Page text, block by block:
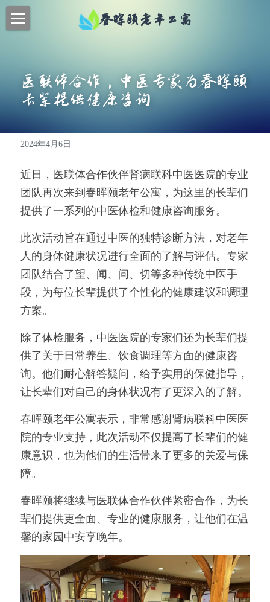
春晖颐老年公寓
联系我们
关于我们
提供技术支持
医联体合作，中医专家为春晖颐
长辈提供健康咨询
2024年4月6日
近日，医联体合作伙伴肾病联科中医医院的专业
团队再次来到春晖颐老年公寓，为这里的长辈们
提供了一系列的中医体检和健康咨询服务。
此次活动旨在通过中医的独特诊断方法，对老年
人的身体健康状况进行全面的了解与评估。专家
团队结合了望、闻、问、切等多种传统中医手
段，为每位长辈提供了个性化的健康建议和调理
方案。
除了体检服务，中医医院的专家们还为长辈们提
供了关于日常养生、饮食调理等方面的健康咨
询。他们耐心解答疑问，给予实用的保健指导，
让长辈们对自己的身体状况有了更深入的了解。
春晖颐老年公寓表示，非常感谢肾病联科中医医
院的专业支持，此次活动不仅提高了长辈们的健
康意识，也为他们的生活带来了更多的关爱与保
障。
春晖颐将继续与医联体合作伙伴紧密合作，为长
辈们提供更全面、专业的健康服务，让他们在温
馨的家园中安享晚年。